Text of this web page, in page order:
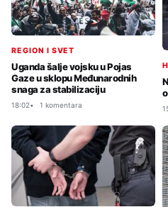
REGION I SVET
Uganda šalje vojsku u Pojas
Gaze u sklopu Međunarodnih
snaga za stabilizaciju
18:02 1 komentara